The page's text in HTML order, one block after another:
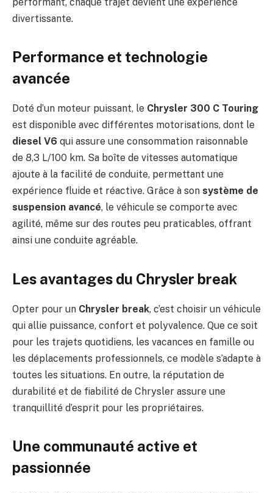
divertissante.
Performance et technologie
avancée
Doté d’un moteur puissant, le Chrysler 300 C Touring
est disponible avec différentes motorisations, dont le
diesel V6 qui assure une consommation raisonnable
de 8,3 L/100 km. Sa boîte de vitesses automatique
ajoute à la facilité de conduite, permettant une
expérience fluide et réactive. Grâce à son système de
suspension avancé, le véhicule se comporte avec
agilité, même sur des routes peu praticables, offrant
ainsi une conduite agréable.
Les avantages du Chrysler break
Opter pour un Chrysler break, c’est choisir un véhicule
qui allie puissance, confort et polyvalence. Que ce soit
pour les trajets quotidiens, les vacances en famille ou
les déplacements professionnels, ce modèle s’adapte à
toutes les situations. En outre, la réputation de
durabilité et de fiabilité de Chrysler assure une
tranquillité d’esprit pour les propriétaires.
Une communauté active et
passionnée